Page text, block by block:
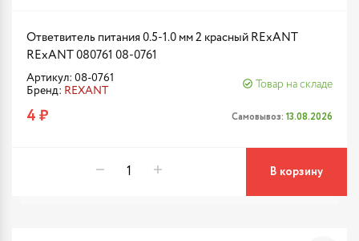
Ответвитель питания 0.5-1.0 мм 2 красный RExANT
RExANT 080761 08-0761
Артикул: 08-0761
Бренд: REXANT
Товар на складе
4 ₽ Самовывоз: 13.08.2026
В корзину